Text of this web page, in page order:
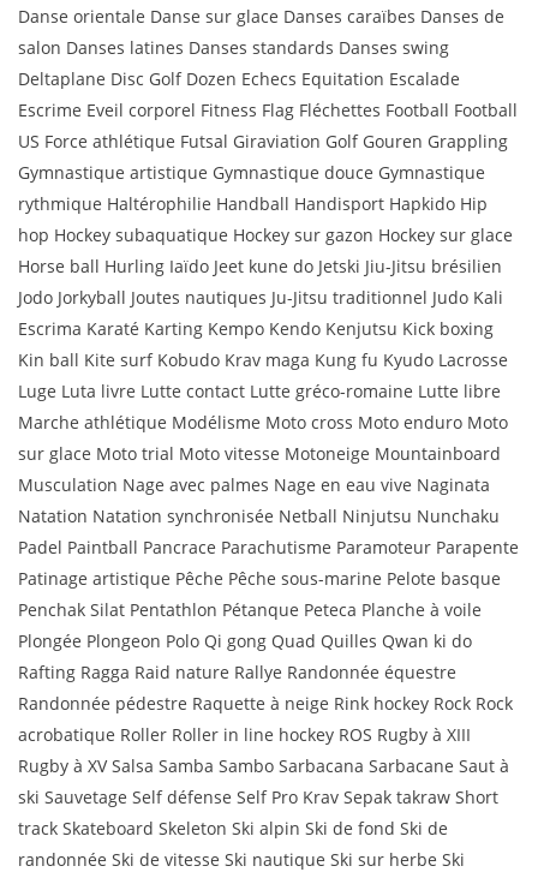
Danse orientale Danse sur glace Danses caraïbes Danses de
salon Danses latines Danses standards Danses swing
Deltaplane Disc Golf Dozen Echecs Equitation Escalade
Escrime Eveil corporel Fitness Flag Fléchettes Football Football
US Force athlétique Futsal Giraviation Golf Gouren Grappling
Gymnastique artistique Gymnastique douce Gymnastique
rythmique Haltérophilie Handball Handisport Hapkido Hip
hop Hockey subaquatique Hockey sur gazon Hockey sur glace
Horse ball Hurling Iaïdo Jeet kune do Jetski Jiu-Jitsu brésilien
Jodo Jorkyball Joutes nautiques Ju-Jitsu traditionnel Judo Kali
Escrima Karaté Karting Kempo Kendo Kenjutsu Kick boxing
Kin ball Kite surf Kobudo Krav maga Kung fu Kyudo Lacrosse
Luge Luta livre Lutte contact Lutte gréco-romaine Lutte libre
Marche athlétique Modélisme Moto cross Moto enduro Moto
sur glace Moto trial Moto vitesse Motoneige Mountainboard
Musculation Nage avec palmes Nage en eau vive Naginata
Natation Natation synchronisée Netball Ninjutsu Nunchaku
Padel Paintball Pancrace Parachutisme Paramoteur Parapente
Patinage artistique Pêche Pêche sous-marine Pelote basque
Penchak Silat Pentathlon Pétanque Peteca Planche à voile
Plongée Plongeon Polo Qi gong Quad Quilles Qwan ki do
Rafting Ragga Raid nature Rallye Randonnée équestre
Randonnée pédestre Raquette à neige Rink hockey Rock Rock
acrobatique Roller Roller in line hockey ROS Rugby à XIII
Rugby à XV Salsa Samba Sambo Sarbacana Sarbacane Saut à
ski Sauvetage Self défense Self Pro Krav Sepak takraw Short
track Skateboard Skeleton Ski alpin Ski de fond Ski de
randonnée Ski de vitesse Ski nautique Ski sur herbe Ski